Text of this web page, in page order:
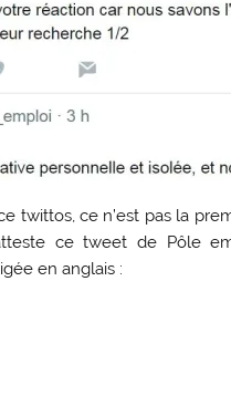
twittos, ce n’est pas la
ce tweet de Pôle
en anglais :